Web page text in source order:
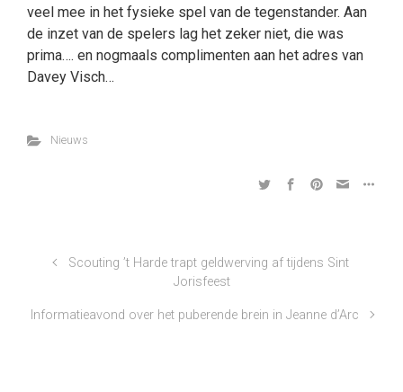
veel mee in het fysieke spel van de tegenstander. Aan
de inzet van de spelers lag het zeker niet, die was
prima…. en nogmaals complimenten aan het adres van
Davey Visch…
Nieuws
Scouting ’t Harde trapt geldwerving af tijdens Sint
Jorisfeest
Informatieavond over het puberende brein in Jeanne d’Arc